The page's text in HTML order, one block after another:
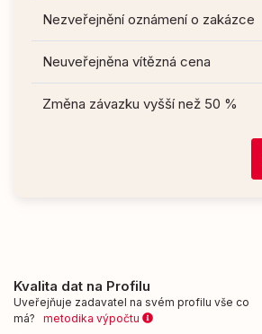
Nezveřejnění oznámení o zakázce
Neuveřejněna vítězná cena
Změna závazku vyšší než 50 %
Kvalita dat na Profilu
Uveřejňuje zadavatel na svém profilu vše co
má? metodika výpočtu